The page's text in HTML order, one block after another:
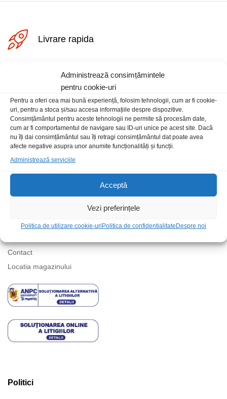
Administrează consimțămintele
pentru cookie-uri
Pentru a oferi cea mai bună experiență, folosim tehnologii, cum ar fi cookie-
uri, pentru a stoca și/sau accesa informațiile despre dispozitive.
Consimțământul pentru aceste tehnologii ne permite să procesăm date,
cum ar fi comportamentul de navigare sau ID-uri unice pe acest site. Dacă
nu îți dai consimțământul sau îți retragi consimțământul dat poate avea
afecte negative asupra unor anumite funcționalități și funcții.
Administrează serviciile
Acceptă
Vezi preferințele
Politica de utilizare cookie-uri Politica de confidentialitate Despre noi
Livrare rapida
Posibilitate retur
Plata securizata
Suport telefonic
Informatii
Contact
Locatia magazinului
Politici